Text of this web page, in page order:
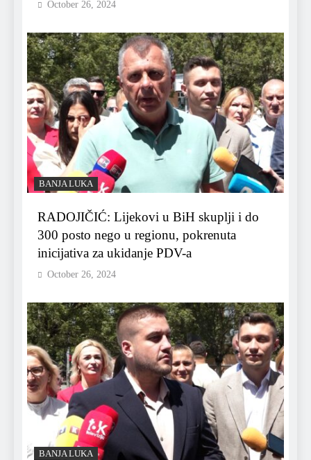
October 26, 2024
BANJA LUKA
RADOJIČIĆ: Lijekovi u BiH skuplji i do
300 posto nego u regionu, pokrenuta
inicijativa za ukidanje PDV-a
October 26, 2024
BANJA LUKA